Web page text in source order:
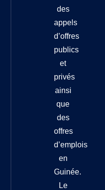
des
appels
d’offres
publics
et
privés
ainsi
que
des
offres
d’emplois
en
Guinée.
Le